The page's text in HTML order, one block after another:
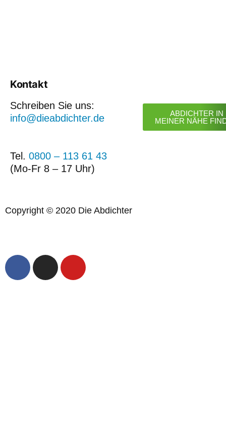
Kontakt
Schreiben Sie uns:
info@dieabdichter.de
Tel. 0800 – 113 61 43
(Mo-Fr 8 – 17 Uhr)
ABDICHTER IN
MEINER NÄHE
Copyright © 2020 Die Abdichter